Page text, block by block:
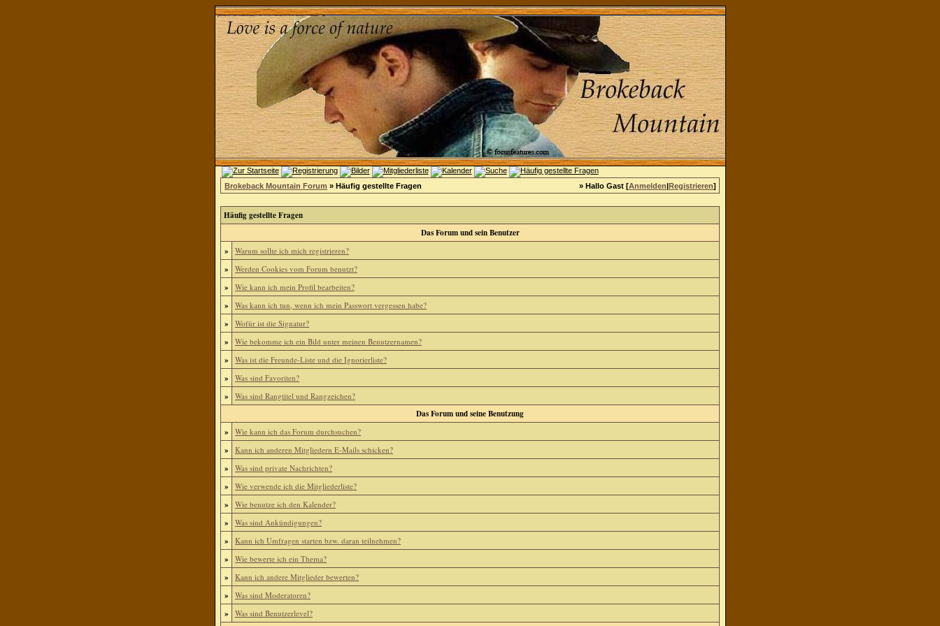
Brokeback Mountain Forum » Häufig gestellte Fragen » Hallo Gast [Anmelden|Registrieren]
Häufig gestellte Fragen
Das Forum und sein Benutzer
»
Warum sollte ich mich registrieren?
» Werden Cookies vom Forum benutzt?
» Wie kann ich mein Profil bearbeiten?
» Was kann ich tun, wenn ich mein Passwort vergessen habe?
» Wofür ist die Signatur?
» Wie bekomme ich ein Bild unter meinen Benutzernamen?
» Was ist die Freunde-Liste und die Ignorierliste?
» Was sind Favoriten?
» Was sind Rangtitel und Rangzeichen?
Das Forum und seine Benutzung
»
Wie kann ich das Forum durchsuchen?
» Kann ich anderen Mitgliedern E-Mails schicken?
» Was sind private Nachrichten?
» Wie verwende ich die Mitgliederliste?
» Wie benutze ich den Kalender?
» Was sind Ankündigungen?
» Kann ich Umfragen starten bzw. daran teilnehmen?
» Wie bewerte ich ein Thema?
» Kann ich andere Mitglieder bewerten?
» Was sind Moderatoren?
» Was sind Benutzerlevel?